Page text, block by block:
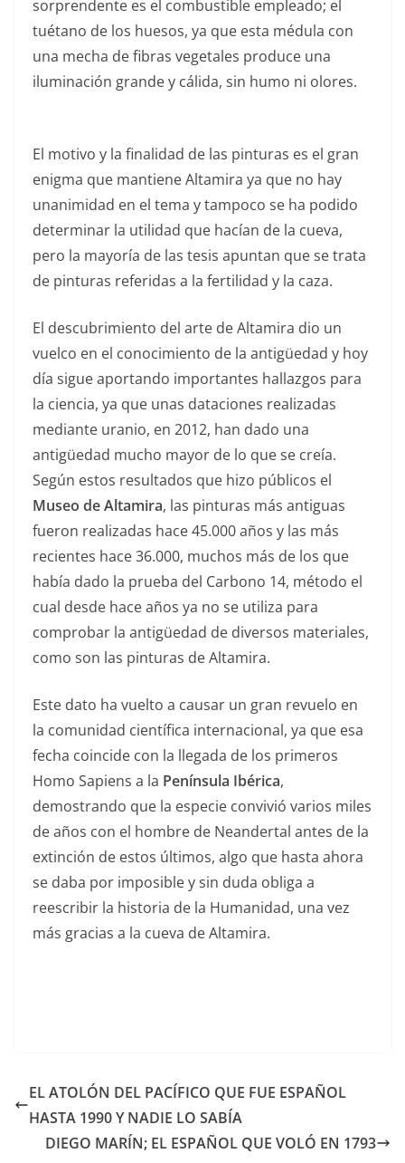
sorprendente es el combustible empleado; el
tuétano de los huesos, ya que esta médula con
una mecha de fibras vegetales produce una
iluminación grande y cálida, sin humo ni olores.
El motivo y la finalidad de las pinturas es el gran
enigma que mantiene Altamira ya que no hay
unanimidad en el tema y tampoco se ha podido
determinar la utilidad que hacían de la cueva,
pero la mayoría de las tesis apuntan que se trata
de pinturas referidas a la fertilidad y la caza.
El descubrimiento del arte de Altamira dio un
vuelco en el conocimiento de la antigüedad y hoy
día sigue aportando importantes hallazgos para
la ciencia, ya que unas dataciones realizadas
mediante uranio, en 2012, han dado una
antigüedad mucho mayor de lo que se creía.
Según estos resultados que hizo públicos el
Museo de Altamira, las pinturas más antiguas
fueron realizadas hace 45.000 años y las más
recientes hace 36.000, muchos más de los que
había dado la prueba del Carbono 14, método el
cual desde hace años ya no se utiliza para
comprobar la antigüedad de diversos materiales,
como son las pinturas de Altamira.
Este dato ha vuelto a causar un gran revuelo en
la comunidad científica internacional, ya que esa
fecha coincide con la llegada de los primeros
Homo Sapiens a la Península Ibérica,
demostrando que la especie convivió varios miles
de años con el hombre de Neandertal antes de la
extinción de estos últimos, algo que hasta ahora
se daba por imposible y sin duda obliga a
reescribir la historia de la Humanidad, una vez
más gracias a la cueva de Altamira.
EL ATOLÓN DEL PACÍFICO QUE FUE ESPAÑOL
HASTA 1990 Y NADIE LO SABÍA
DIEGO MARÍN; EL ESPAÑOL QUE VOLÓ EN 1793